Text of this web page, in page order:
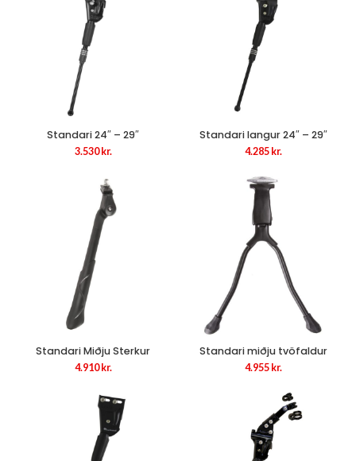
Standari 24″ – 29″
3.530 kr.
Standari langur 24″ – 29″
4.285 kr.
Standari Miðju Sterkur
4.910 kr.
Standari miðju tvöfaldur
4.955 kr.